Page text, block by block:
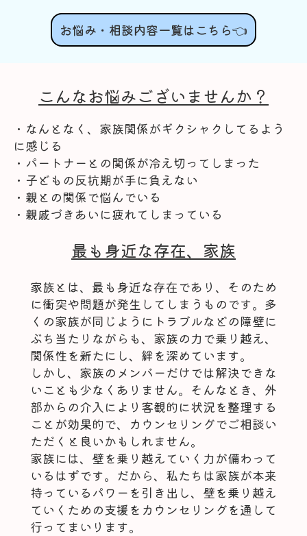
お悩み・相談内容一覧はこちら👈
こんなお悩みございませんか？
・なんとなく、家族関係がギクシャクしてるよう
に感じる
・パートナーとの関係が冷え切ってしまった
・子どもの反抗期が手に負えない
・親との関係で悩んでいる
・親戚づきあいに疲れてしまっている
最も身近な存在、家族
家族とは、最も身近な存在であり、そのため
に衝突や問題が発生してしまうものです。多
くの家族が同じようにトラブルなどの障壁に
ぶち当たりながらも、家族の力で乗り越え、
関係性を新たにし、絆を深めています。
しかし、家族のメンバーだけでは解決できな
いことも少なくありません。そんなとき、外
部からの介入により客観的に状況を整理する
ことが効果的で、カウンセリングでご相談い
ただくと良いかもしれません。
家族には、壁を乗り越えていく力が備わって
いるはずです。だから、私たちは家族が本来
持っているパワーを引き出し、壁を乗り越え
ていくための支援をカウンセリングを通して
行ってまいります。